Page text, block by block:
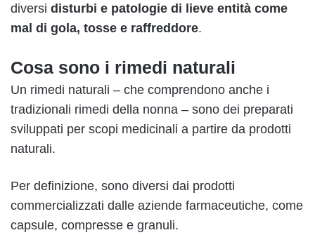
diversi disturbi e patologie di lieve entità come
mal di gola, tosse e raffreddore.
Cosa sono i rimedi naturali
Un rimedi naturali – che comprendono anche i
tradizionali rimedi della nonna – sono dei preparati
sviluppati per scopi medicinali a partire da prodotti
naturali.
Per definizione, sono diversi dai prodotti
commercializzati dalle aziende farmaceutiche, come
capsule, compresse e granuli.